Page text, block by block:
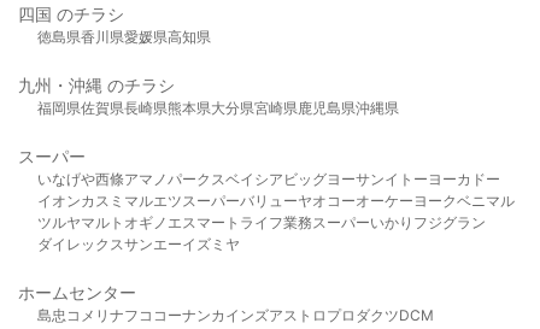
四国 のチラシ
徳島県香川県愛媛県高知県
九州・沖縄 のチラシ
福岡県佐賀県長崎県熊本県大分県宮崎県鹿児島県沖縄県
スーパー
いなげや西條アマノパークスベイシア ビッグヨーサンイトーヨーカドー
イオンカスミ マルエツスーパーバリューヤオコーオーケー ヨークベニマル
ツルヤマルト オギノ エスマート ライフ業務スーパーいかり フジグラン
ダイレックスサンエーイズミヤ
ホームセンター
島忠 コメリ ナフコ コーナンカインズアストロプロダクツDCM